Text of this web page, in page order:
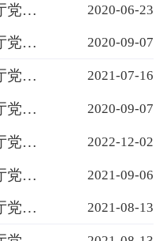
通知 2020-06-23
通知 2020-09-07
通知 2021-07-16
通知 2020-09-07
通知 2022-12-02
通知 2021-09-06
通知 2021-08-13